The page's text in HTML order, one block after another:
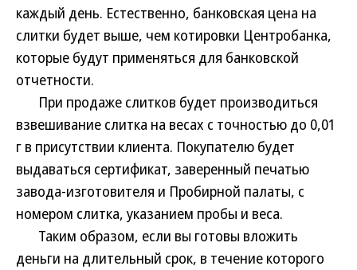
каждый день. Естественно, банковская цена на
слитки будет выше, чем котировки Центробанка,
которые будут применяться для банковской
отчетности.
При продаже слитков будет производиться
взвешивание слитка на весах с точностью до 0,01
г в присутствии клиента. Покупателю будет
выдаваться сертификат, заверенный печатью
завода-изготовителя и Пробирной палаты, с
номером слитка, указанием пробы и веса.
Таким образом, если вы готовы вложить
деньги на длительный срок, в течение которого